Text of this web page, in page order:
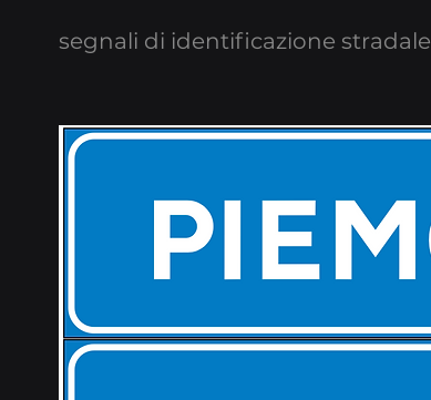
segnali di identificazione stradale